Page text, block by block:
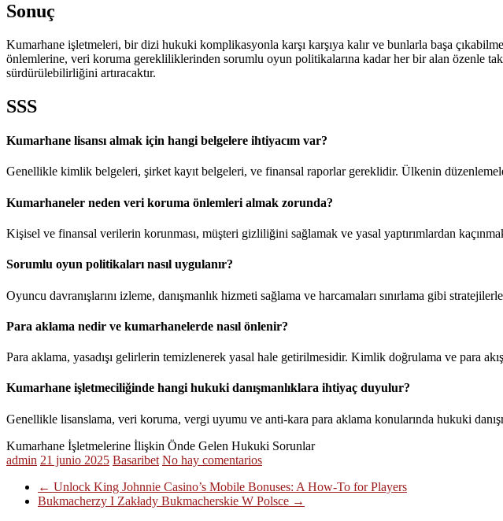
Sonuç
Kumarhane işletmeleri, bir dizi hukuki komplikasyonla karşı karşıya kalır ve bunlarla başa
önlemlerine, veri koruma gerekliliklerinden sorumlu oyun politikalarına kadar her bir alan özenle
sürdürülebilirliğini artıracaktır.
SSS
Kumarhane lisansı almak için hangi belgelere ihtiyacım var?
Genellikle kimlik belgeleri, şirket kayıt belgeleri, ve finansal raporlar gereklidir. Ülkenin
Kumarhaneler neden veri koruma önlemleri almak zorunda?
Kişisel ve finansal verilerin korunması, müşteri gizliliğini sağlamak ve yasal yaptırımlardan
Sorumlu oyun politikaları nasıl uygulanır?
Oyuncu davranışlarını izleme, danışmanlık hizmeti sağlama ve harcamaları sınırlama gibi
Para aklama nedir ve kumarhanelerde nasıl önlenir?
Para aklama, yasadışı gelirlerin temizlenerek yasal hale getirilmesidir. Kimlik doğrulama ve para
Kumarhane işletmeciliğinde hangi hukuki danışmanlıklara ihtiyaç duyulur?
Genellikle lisanslama, veri koruma, vergi uyumu ve anti-kara para aklama konularında hukuki
Kumarhane İşletmelerine İlişkin Önde Gelen Hukuki Sorunlar
admin 21 junio 2025 Basaribet No hay comentarios
← Unlock King Johnnie Casino’s Mobile Bonuses: A How-To for Players
Bukmacherzy I Zakłady Bukmacherskie W Polsce →